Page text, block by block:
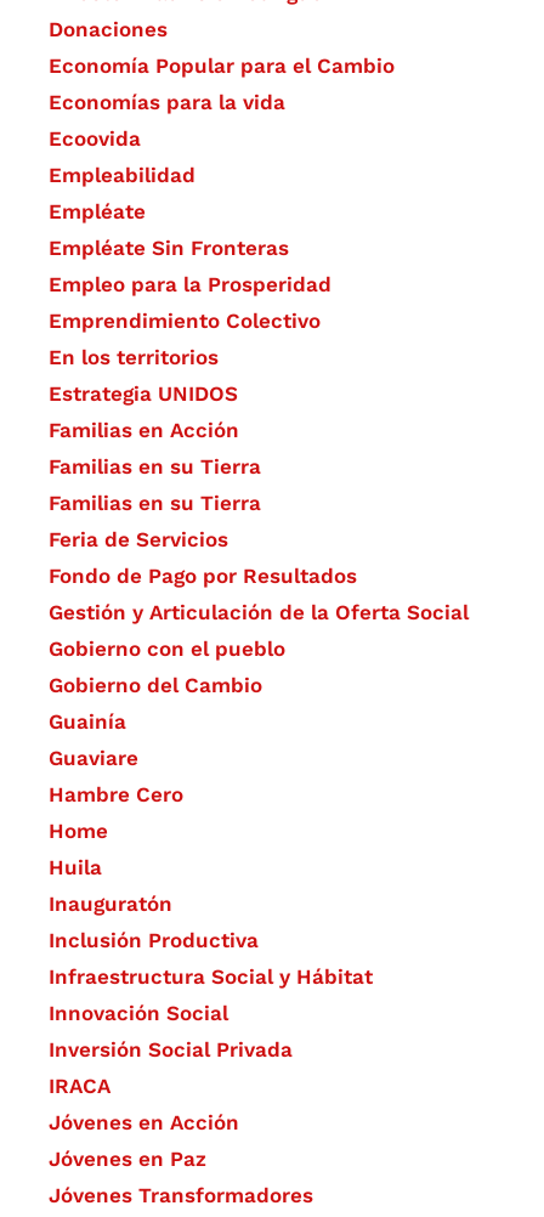
Donaciones
Economía Popular para el Cambio
Economías para la vida
Ecoovida
Empleabilidad
Empléate
Empléate Sin Fronteras
Empleo para la Prosperidad
Emprendimiento Colectivo
En los territorios
Estrategia UNIDOS
Familias en Acción
Familias en su Tierra
Familias en su Tierra
Feria de Servicios
Fondo de Pago por Resultados
Gestión y Articulación de la Oferta Social
Gobierno con el pueblo
Gobierno del Cambio
Guainía
Guaviare
Hambre Cero
Home
Huila
Inauguratón
Inclusión Productiva
Infraestructura Social y Hábitat
​Innovación Social
Inversión Social Privada
IRACA
Jóvenes en Acción
Jóvenes en Paz
Jóvenes Transformadores